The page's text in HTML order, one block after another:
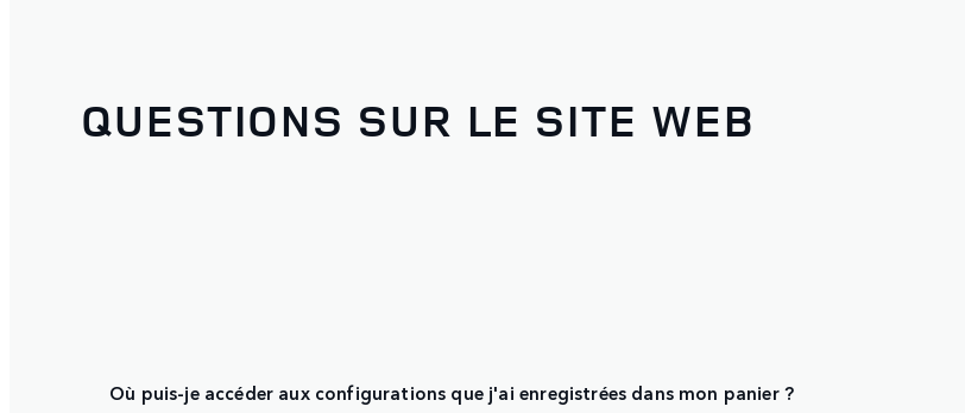
QUESTIONS SUR LE SITE WEB
Où puis-je accéder aux configurations que j'ai enregistrées dans mon panier ?